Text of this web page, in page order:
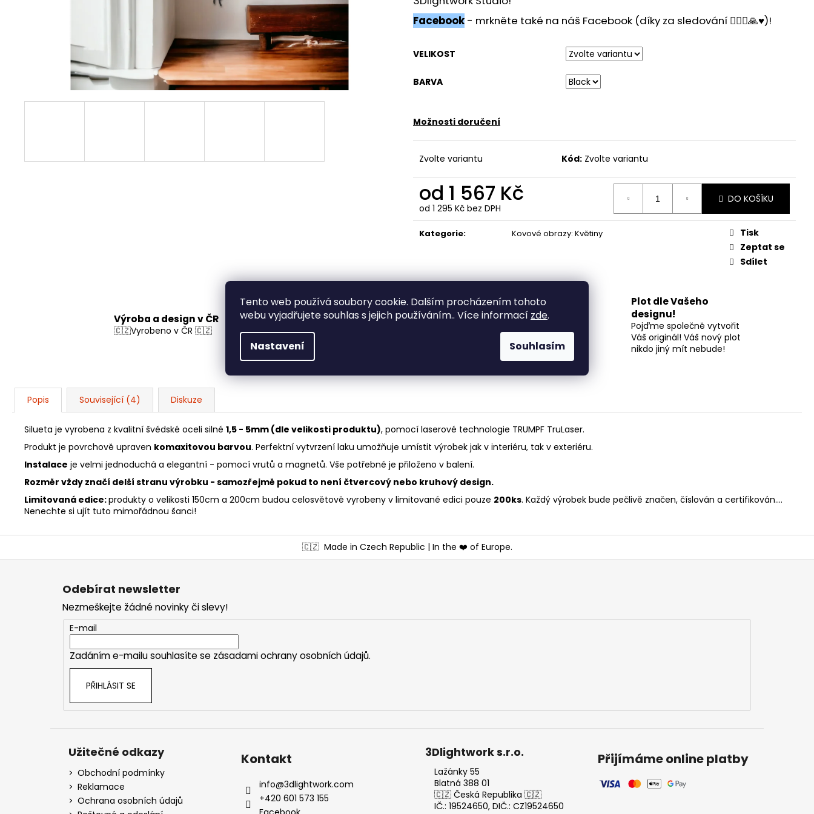
Tento web používá soubory cookie. Dalším procházením tohoto
webu vyjadřujete souhlas s jejich používáním.. Více informací zde.
Nastavení Souhlasím
Facebook - mrkněte také na náš Facebook (díky za sledování 🙋🏻‍♂️🙏♥️)!
VELIKOST
BARVA
Možnosti doručení
Zvolte variantu Kód: Zvolte variantu
od 1 567 Kč
od 1 295 Kč bez DPH
Měrná
cena:
DO KOŠÍKU
Kategorie: Kovové obrazy: Květiny
Tisk
Zeptat se
Sdílet
Výroba a design v ČR
🇨🇿Vyrobeno v ČR 🇨🇿
Výroba na míru
Výroba přesně dle Vašich
požadavků a přání.
Kvalitní materiál a
řemeslo!
Moderní technologie a 18
let zkušeností!
Plot dle Vašeho
designu!
Pojďme společně vytvořit
Váš originál! Váš nový plot
nikdo jiný mít nebude!
Popis Související (4) Diskuze
Silueta je vyrobena z kvalitní švédské oceli silné 1,5 - 5mm (dle velikosti produktu), pomocí laserové technologie TRUMPF TruLaser.
Produkt je povrchově upraven komaxitovou barvou. Perfektní vytvrzení laku umožňuje umístit výrobek jak v interiéru, tak v exteriéru.
Instalace je velmi jednoduchá a elegantní - pomocí vrutů a magnetů. Vše potřebné je přiloženo v balení.
Rozměr vždy značí delší stranu výrobku - samozřejmě pokud to není čtvercový nebo kruhový design.
Limitovaná edice:produkty o velikosti 150cm a 200cm budou celosvětově vyrobeny v limitované edici pouze 200ks. Každý výrobek bude pečlivě značen, číslován a certifikován....
Nenechte si ujít tuto mimořádnou šanci!
Z
á
🇨🇿 Made in Czech Republic | In the ❤️ of Europe.
Odebírat newsletter
Nezmeškejte žádné novinky či slevy!
E-mail
Zadáním e-mailu souhlasíte se zásadami ochrany osobních údajů.
PŘIHLÁSIT SE
Užitečné odkazy
Obchodní podmínky
Reklamace
Ochrana osobních údajů
Kontakt
info@3dlightwork.com
+420 601 573 155
3Dlightwork s.r.o.
Lažánky 55
Blatná 388 01
🇨🇿 Česká Republika 🇨🇿
IČ.: 19524650, DIČ.: CZ19524650
Přijímáme online platby